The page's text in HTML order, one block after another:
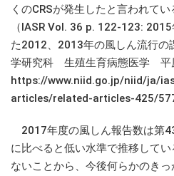
くのCRSが発生したと言われてい
（IASR Vol. 36 p. 122-123:
た2012、2013年の風しん流行の
学研究科 生殖生育病態医学 平
https://www.niid.go.jp/niid/ja/
articles/related-articles-425/
2017年度の風しん報告数は第
に比べると低い水準で推移して
ないことから、今後何らかのき